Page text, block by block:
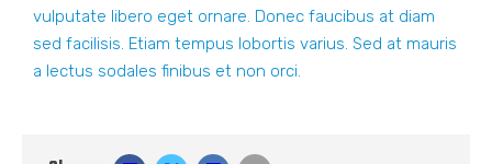
vulputate libero eget ornare. Donec faucibus at diam
sed facilisis. Etiam tempus lobortis varius. Sed at mauris
a lectus sodales finibus et non orci.